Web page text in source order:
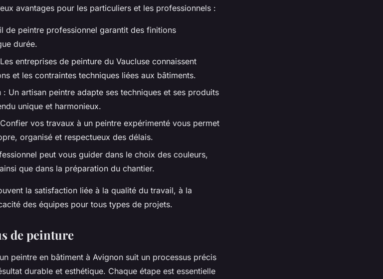
avantages pour les particuliers et les professionnels :
de peintre professionnel garantit des finitions
durée.
entreprises de peinture du Vaucluse connaissent
et les contraintes techniques liées aux bâtiments.
: Un artisan peintre adapte ses techniques et ses produits
unique et harmonieux.
vos travaux à un peintre expérimenté vous permet
organisé et respectueux des délais.
peut vous guider dans le choix des couleurs,
que dans la préparation du chantier.
la satisfaction liée à la qualité du travail, à la
des équipes pour tous types de projets.
de peinture
peintre en bâtiment à Avignon suit un processus précis
durable et esthétique. Chaque étape est essentielle